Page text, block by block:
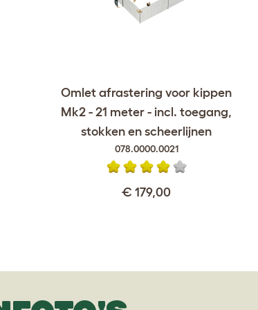
Omlet afrastering voor kippen
Mk2 - 21 meter - incl. toegang,
stokken en scheerlijnen
078.0000.0021
€ 179,00